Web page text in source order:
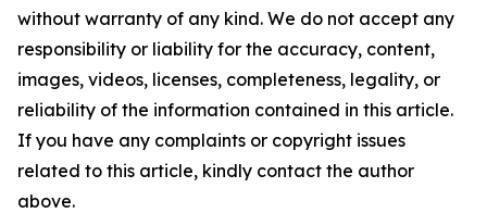
without warranty of any kind. We do not accept any
responsibility or liability for the accuracy, content,
images, videos, licenses, completeness, legality, or
reliability of the information contained in this article.
If you have any complaints or copyright issues
related to this article, kindly contact the author
above.